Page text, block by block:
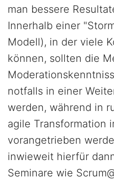
man bessere
Innerhalb einer
Modell), in der viele
können, sollten die
notfalls in einer
werden, während in
agile Transformation
vorangetrieben
inwieweit hierfür
Seminare wie